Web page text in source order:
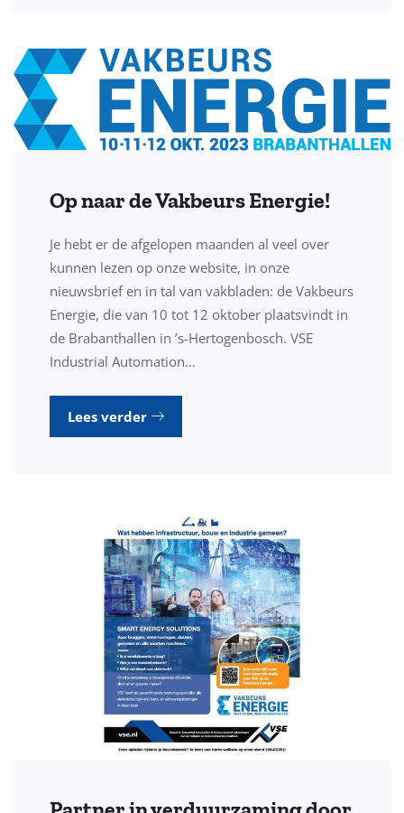
Op naar de Vakbeurs Energie!
Je hebt er de afgelopen maanden al veel over
kunnen lezen op onze website, in onze
nieuwsbrief en in tal van vakbladen: de Vakbeurs
Energie, die van 10 tot 12 oktober plaatsvindt in
de Brabanthallen in ’s-Hertogenbosch. VSE
Industrial Automation…
Lees verder